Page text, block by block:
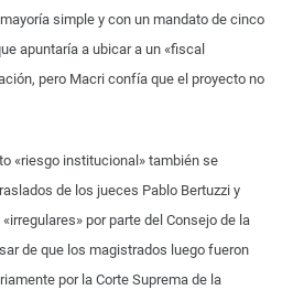
simple y con un mandato de cinco
apuntaría a ubicar a un «fiscal
pero Macri confía que el proyecto no
«riesgo institucional» también se
de los jueces Pablo Bertuzzi y
por parte del Consejo de la
de que los magistrados luego fueron
por la Corte Suprema de la